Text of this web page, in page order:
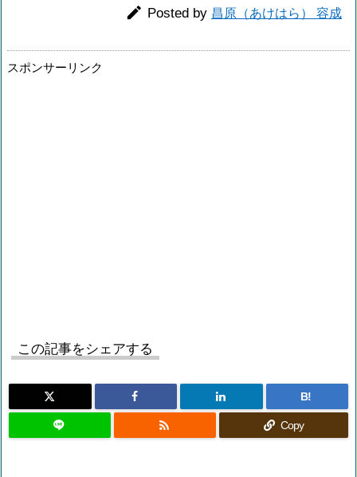
 Posted by 昌原（あけはら） 容成
スポンサーリンク
この記事をシェアする
B!
 Copy